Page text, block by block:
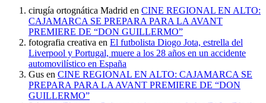
cirugía ortognática Madrid en CINE REGIONAL EN ALTO:
CAJAMARCA SE PREPARA PARA LA AVANT
PREMIERE DE “DON GUILLERMO”
fotografia creativa en El futbolista Diogo Jota, estrella del
Liverpool y Portugal, muere a los 28 años en un accidente
automovilístico en España
Gus en CINE REGIONAL EN ALTO: CAJAMARCA SE
PREPARA PARA LA AVANT PREMIERE DE “DON
GUILLERMO”